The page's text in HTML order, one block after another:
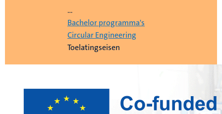
...
Bachelor programma's
Circular Engineering
Toelatingseisen